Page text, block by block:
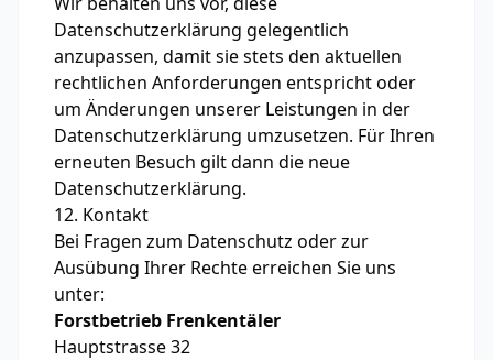
Datenschutzerklärung gelegentlich
anzupassen, damit sie stets den aktuellen
rechtlichen Anforderungen entspricht oder
um Änderungen unserer Leistungen in der
Datenschutzerklärung umzusetzen. Für Ihren
erneuten Besuch gilt dann die neue
Datenschutzerklärung.
12. Kontakt
Bei Fragen zum Datenschutz oder zur
Ausübung Ihrer Rechte erreichen Sie uns
unter:
Forstbetrieb Frenkentäler
Hauptstrasse 32